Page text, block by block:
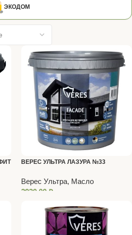
ЭКОДОМ
ВЕРЕС УЛЬТРА ЛАЗУРА №33
Верес Ультра, Масло
2920,00 ₽